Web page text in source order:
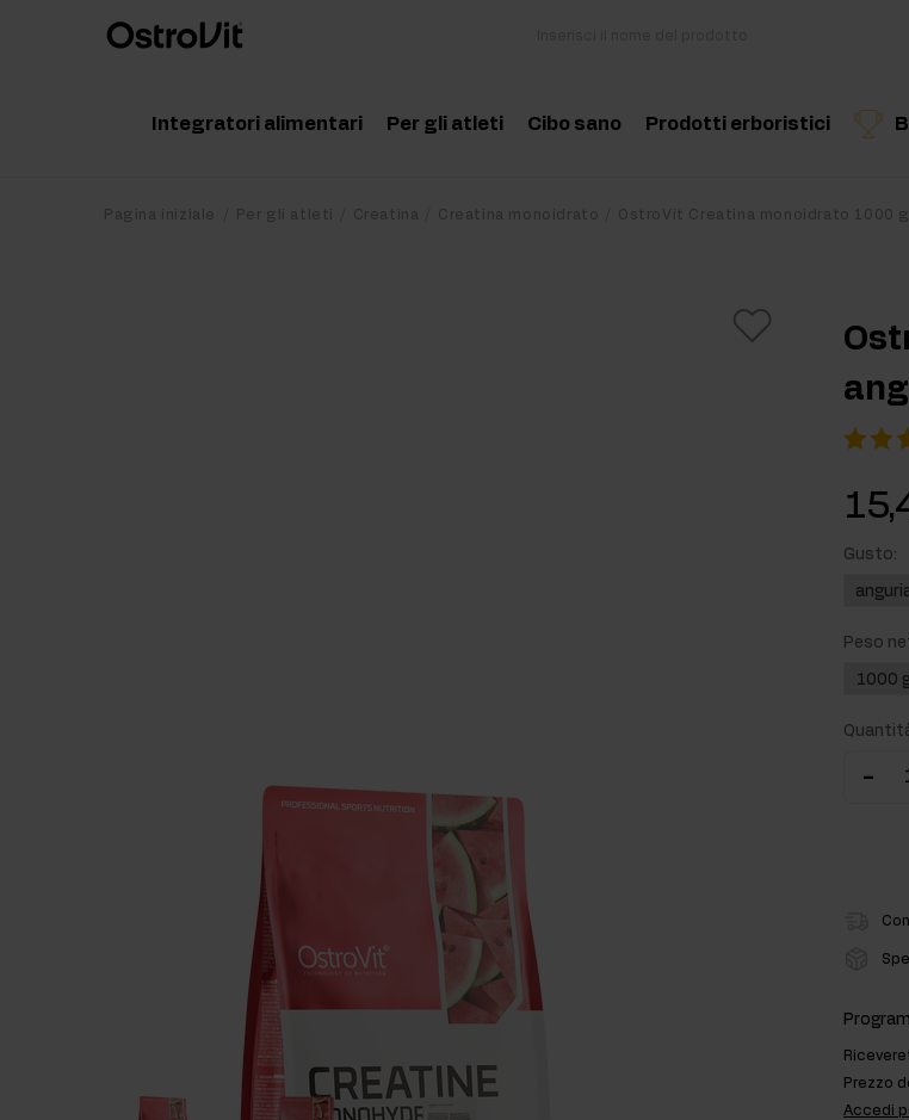
Integratori alimentari
Prodotto consigliato
Per gli atleti Cibo sano
Burro di Frutta Secca
Prodotti erboristici
Pagina iniziale Per gli atleti Creatina Creatina monoidrato OstroVit Creatina monoidrato 1000
Gusto:
Peso
-
Prezzo
Accedi